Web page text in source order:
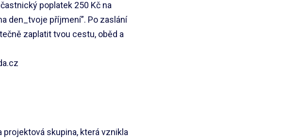
poplatek 250 Kč na
den_tvoje příjmení”. Po zaslání
zaplatit tvou cestu, oběd a
projektová skupina, která vznikla